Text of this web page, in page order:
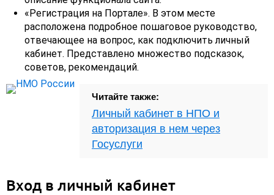
«Регистрация на Портале». В этом месте
расположена подробное пошаговое руководство,
отвечающее на вопрос, как подключить личный
кабинет. Представлено множество подсказок,
советов, рекомендаций.
Читайте также:
Личный кабинет в НПО и
авторизация в нем через
Госуслуги
Вход в личный кабинет